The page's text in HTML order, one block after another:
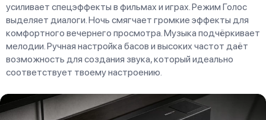
усиливает спецэффекты в фильмах и играх. Режим Голос
выделяет диалоги. Ночь смягчает громкие эффекты для
комфортного вечернего просмотра. Музыка подчёркивает
мелодии. Ручная настройка басов и высоких частот даёт
возможность для создания звука, который идеально
соответствует твоему настроению.